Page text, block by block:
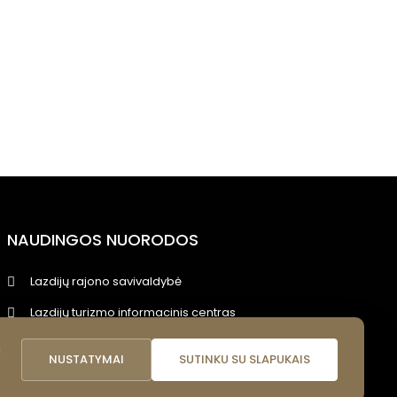
NAUDINGOS NUORODOS
Lazdijų rajono savivaldybė
Lazdijų turizmo informacinis centras
Lazdijų viešoji biblioteka
Lietuvos nacionalinis kultūros centras
NUSTATYMAI SUTINKU SU SLAPUKAIS